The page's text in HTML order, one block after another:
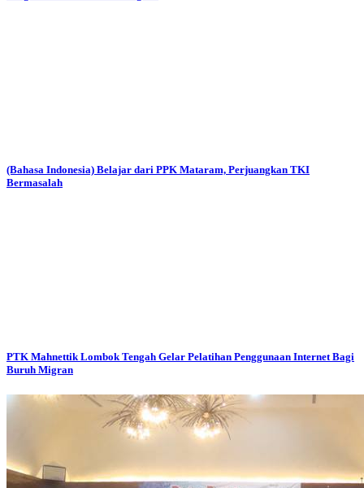
(Bahasa Indonesia) Belajar dari PPK Mataram, Perjuangkan TKI
Bermasalah
PTK Mahnettik Lombok Tengah Gelar Pelatihan Penggunaan Internet Bagi
Buruh Migran